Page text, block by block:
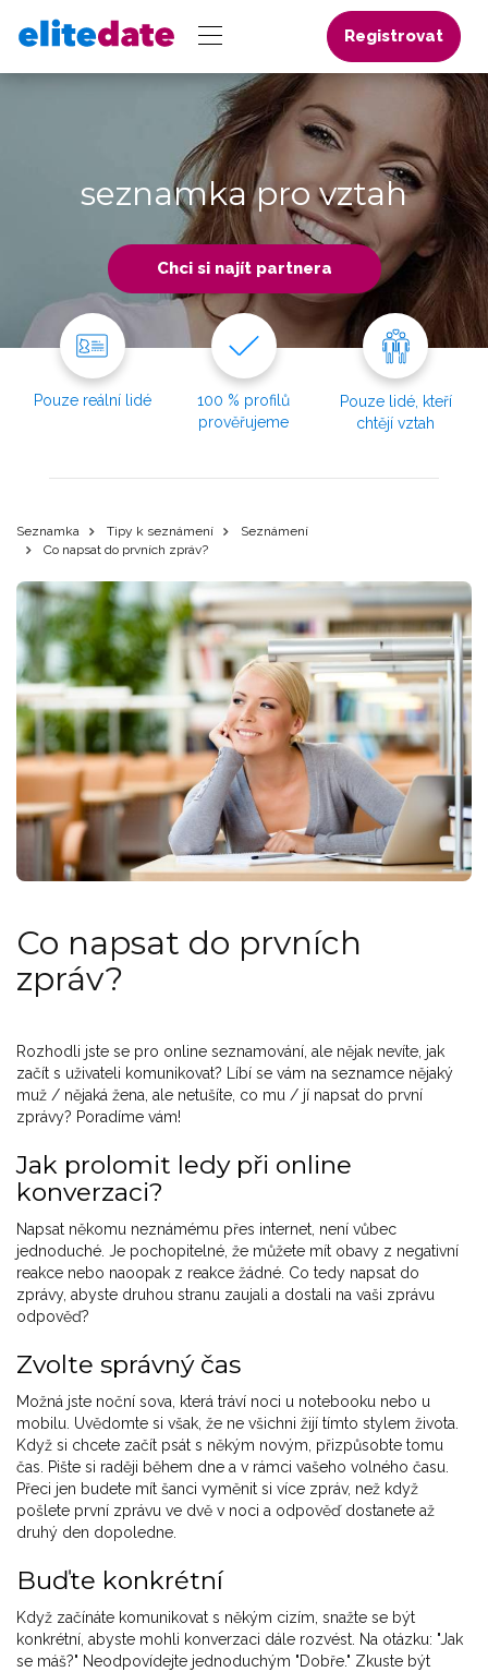
Registrovat
seznamka pro vztah
Chci si najít partnera
Pouze reální lidé
100 % profilů
prověřujeme
Pouze lidé, kteří
chtějí vztah
Seznamka Tipy k seznámení
Seznámení
Co napsat do prvních zpráv?
Co napsat do prvních
zpráv?
Rozhodli jste se pro online seznamování, ale nějak nevíte, jak
začít s uživateli komunikovat? Líbí se vám na seznamce nějaký
muž / nějaká žena, ale netušíte, co mu / jí napsat do první
zprávy? Poradíme vám!
Jak prolomit ledy při online
konverzaci?
Napsat někomu neznámému přes internet, není vůbec
jednoduché. Je pochopitelné, že můžete mít obavy z negativní
reakce nebo naoopak z reakce žádné. Co tedy napsat do
zprávy, abyste druhou stranu zaujali a dostali na vaši zprávu
odpověď?
Zvolte správný čas
Možná jste noční sova, která tráví noci u notebooku nebo u
mobilu. Uvědomte si však, že ne všichni žijí tímto stylem života.
Když si chcete začít psát s někým novým, přizpůsobte tomu
čas. Pište si raději během dne a v rámci vašeho volného času.
Přeci jen budete mít šanci vyměnit si více zpráv, než když
pošlete první zprávu ve dvě v noci a odpověď dostanete až
druhý den dopoledne.
Buďte konkrétní
Když začínáte komunikovat s někým cizím, snažte se být
konkrétní, abyste mohli konverzaci dále rozvést. Na otázku: "Jak
se máš?" Neodpovídejte jednoduchým "Dobře." Zkuste být